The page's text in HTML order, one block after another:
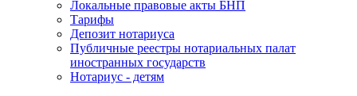
Локальные правовые акты БНП
Тарифы
Депозит нотариуса
Публичные реестры нотариальных палат
иностранных государств
Нотариус - детям